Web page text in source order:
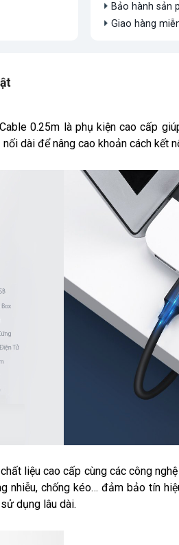
Bảo hành sản
Giao hàng
0.25m là phụ kiện cao cấp
dài để nâng cao khoản cách kết
liệu cao cấp cùng các công
nhiễu, chống kéo… đảm bảo tín
dụng lâu dài.